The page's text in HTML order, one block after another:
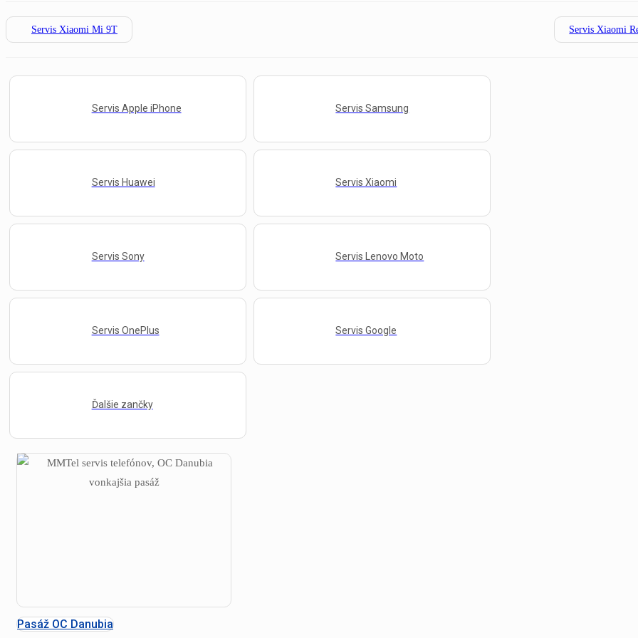
Servis Xiaomi Mi 9T Servis Xiaomi
Servis Apple iPhone Servis Samsung
Servis Huawei Servis Xiaomi
Servis Sony Servis Lenovo Moto
Servis OnePlus Servis Google
Ďalšie zančky
Pasáž OC Danubia